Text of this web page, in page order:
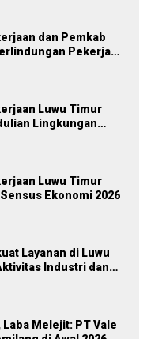
dan Pemkab
Pekerja
Luwu Timur
Lingkungan
Luwu Timur
Ekonomi 2026
Layanan di Luwu
Industri dan
Melejit: PT Vale